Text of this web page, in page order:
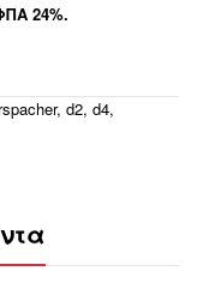
24%.
, d2, d4,